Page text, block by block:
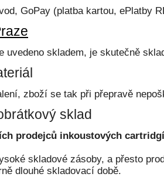
GoPay (platba kartou, ePlatby
uvedeno skladem, je skutečně
zboží se tak při přepravě
sklad
prodejců inkoustových
skladové zásoby, a přesto
dlouhé skladovací době.